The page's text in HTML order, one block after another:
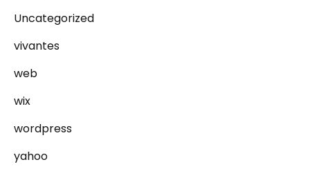
Uncategorized
vivantes
web
wix
wordpress
yahoo